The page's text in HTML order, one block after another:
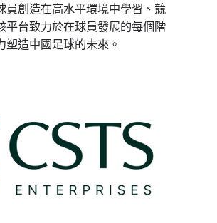
員創造在高水平環境中學習、競
平台致力於在球員發展的每個階
造中國足球的未來。